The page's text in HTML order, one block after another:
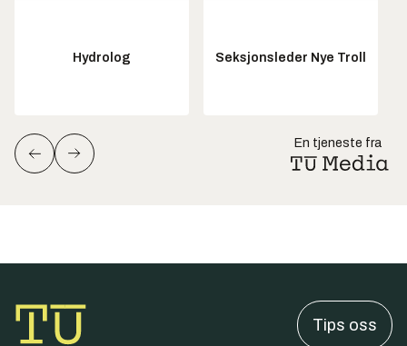
Hydrolog Seksjonsleder Nye Troll
En tjeneste fra
Tips oss